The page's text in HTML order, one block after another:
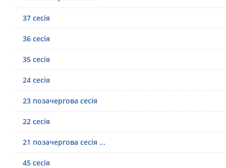
37 сесія
36 сесія
35 сесія
24 сесія
23 позачергова сесія
22 сесія
21 позачергова сесія ...
45 сесія